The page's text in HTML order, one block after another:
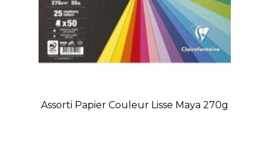
Assorti Papier Couleur Lisse Maya 270g